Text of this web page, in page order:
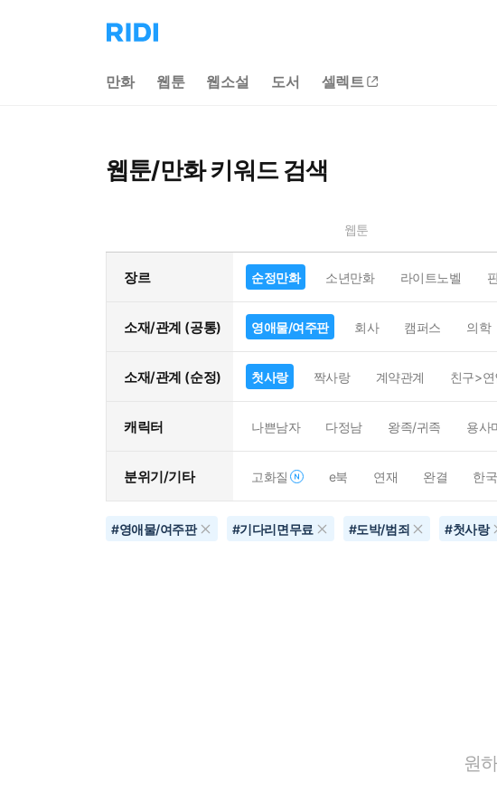
리
디
으
만화 웹툰 웹소설 도서 셀렉트
웹툰/만화 키워드 검색
웹툰
장르 순정만화 소년만화 라이트노벨
소재/관계 (공통) 영애물/여주판 회사 캠퍼스 의학
소재/관계 (순정) 첫사랑 짝사랑 계약관계 친구>연
캐릭터 나쁜남자 다정남 왕족/귀족 용사
분위기/기타 고화질 e북 연재 완결 한국
#영애물/여주판 #기다리면무료 #도박/범죄 #첫사랑
원